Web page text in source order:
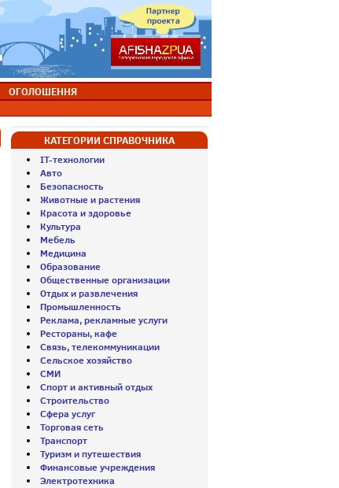
ОГОЛОШЕННЯ
КАТЕГОРИИ СПРАВОЧНИКА
IT-технологии
Авто
Безопасность
Животные и растения
Красота и здоровье
Культура
Мебель
Медицина
Образование
Общественные организации
Отдых и развлечения
Промышленность
Реклама, рекламные услуги
Рестораны, кафе
Связь, телекоммуникации
Сельское хозяйство
СМИ
Спорт и активный отдых
Строительство
Сфера услуг
Торговая сеть
Транспорт
Туризм и путешествия
Финансовые учреждения
Электротехника